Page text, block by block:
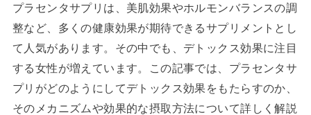
プラセンタサプリは、美肌効果やホルモンバランスの調
整など、多くの健康効果が期待できるサプリメントとし
て人気があります。その中でも、デトックス効果に注目
する女性が増えています。この記事では、プラセンタサ
プリがどのようにしてデトックス効果をもたらすのか、
そのメカニズムや効果的な摂取方法について詳しく解説